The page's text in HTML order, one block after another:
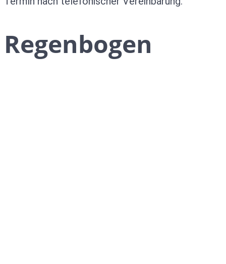
Regenbogen